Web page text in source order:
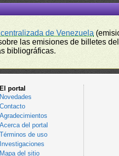
de Venezuela
las emisiones de billetes
bibliográficas.
El portal
Novedades
Contacto
Agradecimientos
Acerca del portal
Términos de uso
Investigaciones
Mapa del sitio